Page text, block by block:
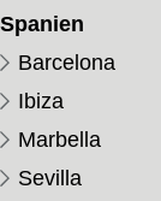
Spanien
Barcelona
Ibiza
Marbella
Sevilla